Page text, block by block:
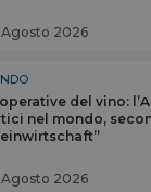
2026
del vino:
nel mondo,
2026